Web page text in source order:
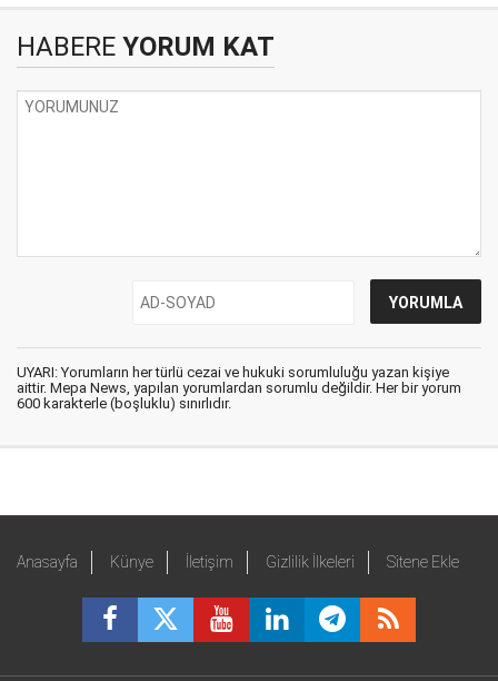
HABERE YORUM KAT
UYARI: Yorumların her türlü cezai ve hukuki sorumluluğu yazan kişiye
aittir. Mepa News, yapılan yorumlardan sorumlu değildir. Her bir yorum
600 karakterle (boşluklu) sınırlıdır.
Anasayfa Künye İletişim Gizlilik İlkeleri Sitene Ekle